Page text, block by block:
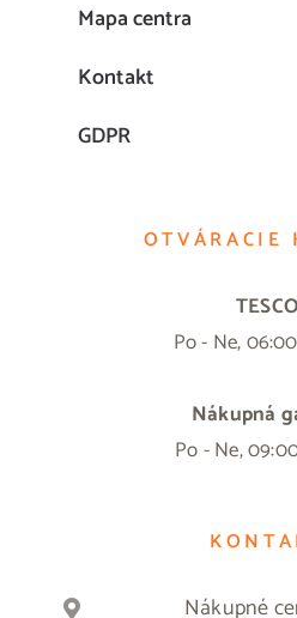
Mapa centra
Kontakt
GDPR
OTVÁRACIE
TESCO
Po - Ne,
Nákupná
Po - Ne,
Nákupné